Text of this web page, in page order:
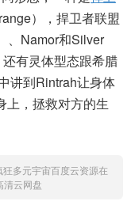
），捍卫者联盟
、Namor和Silver
有灵体型态跟希腊
讲到Rintrah让身体
上，拯救对方的生
多元宇宙百度云资源在
云网盘